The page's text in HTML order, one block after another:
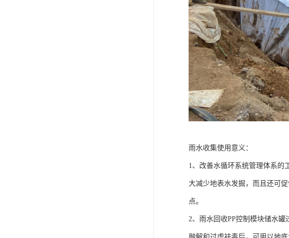
雨水收集使用意义：
1、改善水循环系统管理体系的
大减少地表水发掘，而且还可
点。
2、雨水回收PP控制模块储水